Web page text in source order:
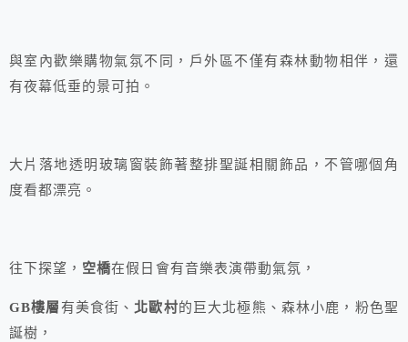
與室內歡樂購物氣氛不同，戶外區不僅有森林動物相伴，還
有夜幕低垂的景可拍。
大片落地透明玻璃窗裝飾著整排聖誕相關飾品，不管哪個角
度看都漂亮。
往下探望， 空橋在假日會有音樂表演帶動氣氛，
GB樓層有美食街、 北歐村的巨大北極熊、森林小鹿，粉色聖
誕樹，